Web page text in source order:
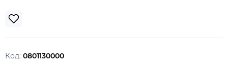
Код: 0801130000